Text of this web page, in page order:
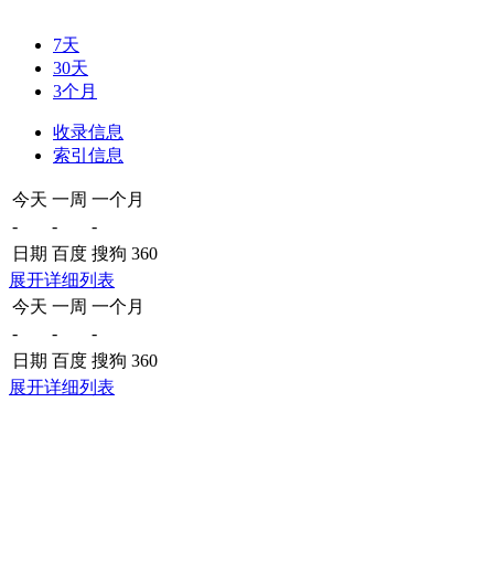
7天
30天
3个月
收录信息
索引信息
今天 一周 一个月
-
-
-
日期 百度 搜狗 360
展开详细列表
今天 一周 一个月
-
-
-
日期 百度 搜狗 360
展开详细列表